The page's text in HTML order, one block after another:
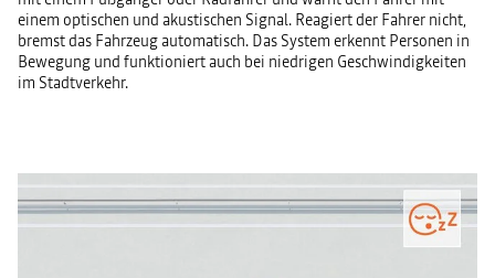
einem optischen und akustischen Signal. Reagiert der Fahrer nicht,
bremst das Fahrzeug automatisch. Das System erkennt Personen in
Bewegung und funktioniert auch bei niedrigen Geschwindigkeiten
im Stadtverkehr.